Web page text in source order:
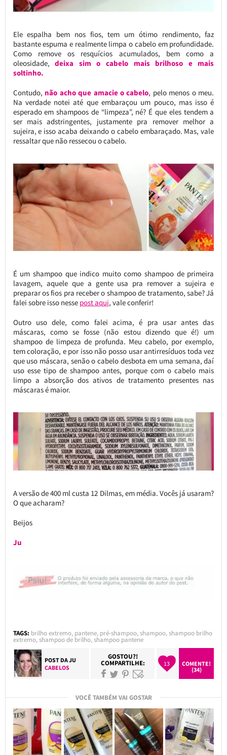
Ele espalha bem nos fios, tem um ótimo rendimento, faz
bastante espuma e realmente limpa o cabelo em profundidade.
Como remove os resquícios acumulados, bem como a
oleosidade,deixa sim o cabelo mais brilhoso e mais
soltinho.
Contudo, não acho que amacie o cabelo, pelo menos o meu.
Na verdade notei até que embaraçou um pouco, mas isso é
esperado em shampoos de “limpeza”, né? É que eles tendem a
ser mais adstringentes, justamente pra remover melhor a
sujeira, e isso acaba deixando o cabelo embaraçado. Mas, vale
ressaltar que não ressecou o cabelo.
É um shampoo que indico muito como shampoo de primeira
lavagem, aquele que a gente usa pra remover a sujeira e
preparar os fios pra receber o shampoo de tratamento, sabe? Já
falei sobre isso nesse post aqui, vale conferir!
Outro uso dele, como falei acima, é pra usar antes das
máscaras, como se fosse (não estou dizendo que é!) um
shampoo de limpeza de profunda. Meu cabelo, por exemplo,
tem coloração, e por isso não posso usar antirresíduos toda vez
que uso máscara, senão o cabelo desbota em uma semana, daí
uso esse tipo de shampoo antes, porque com o cabelo mais
limpo a absorção dos ativos de tratamento presentes nas
máscaras é maior.
A versão de 400 ml custa 12 Dilmas, em média. Vocês já usaram?
O que acharam?
Beijos
Ju
TAGS: brilho extremo, pantene, pré-shampoo,shampoo,shampoo brilho
extremo,shampoo de brilho,shampoo pantene
POST DAJU
CABELOS
GOSTOU?!
COMPARTILHE: 13
COMENTE!
(34)
VOCÊ TAMBÉM VAI GOSTAR